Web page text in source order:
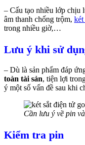
– Cấu tạo nhiều lớp chịu
âm thanh chống trộm, két
trong nhiều giờ,…
Lưu ý khi sử
– Dù là sản phẩm đáp
toàn tài sản, tiện lợi
ý một số vấn đề sau khi
Cần lưu ý về pin
Kiểm tra pin